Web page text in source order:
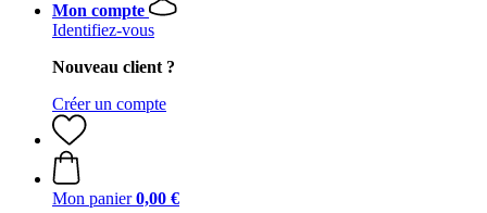
Mon compte
Identifiez-vous
Nouveau client ?
Créer un compte
Mon panier 0,00 €